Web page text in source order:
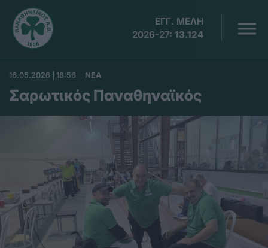
ΕΓΓ. ΜΕΛΗ
2026-27: 13.124
16.05.2026 | 18:56 ΝΕΑ
Σαρωτικός Παναθηναϊκός